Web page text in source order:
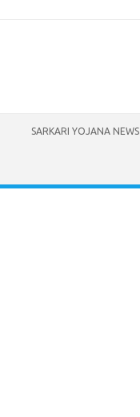
SARKARI YOJANA NEWS